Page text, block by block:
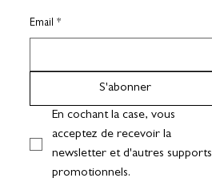
Email *
S'abonner
En cochant la case, vous
acceptez de recevoir la
newsletter et d'autres supports
promotionnels.